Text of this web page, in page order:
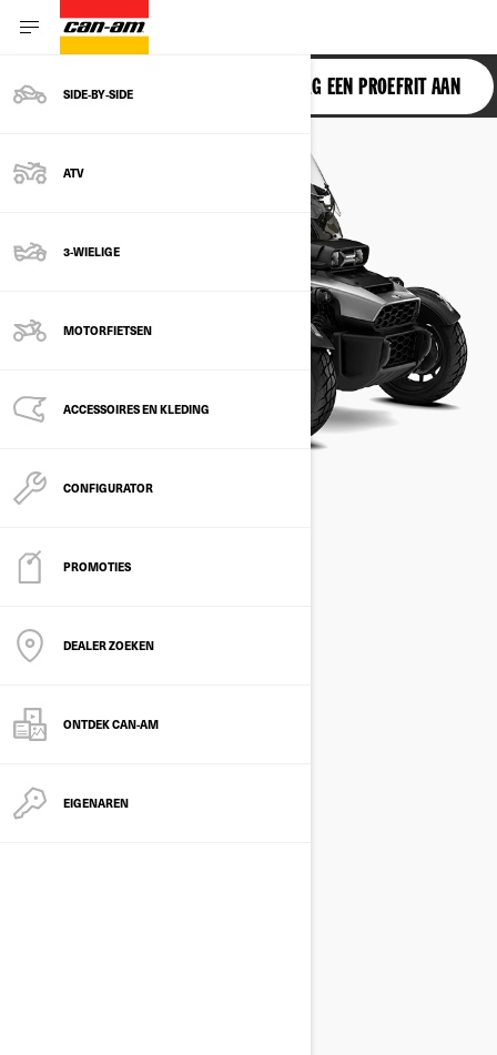
SIDE‑BY‑SIDE
ATV
3-WIELIGE
MOTORFIETSEN
ACCESSOIRES EN KLEDING
CONFIGURATOR
PROMOTIES
DEALER ZOEKEN
ONTDEK CAN-AM
EIGENAREN
CANYON VRAAG EEN PROEFRIT AAN